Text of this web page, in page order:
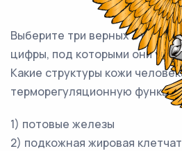
Выберите три верных ответа
цифры, под которыми они
Какие структуры кожи
терморегуляционную
1) потовые железы
2) подкожная жировая